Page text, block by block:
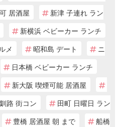
居酒屋
新津 子連れ ラン
新横浜 ベビーカー ランチ
メ
昭和島 デート
ニ
日本橋 ベビーカー ランチ
新大阪 喫煙可能 居酒屋
釧路 街コン
田町 日曜日 ラン
豊橋 居酒屋 朝 まで 船橋